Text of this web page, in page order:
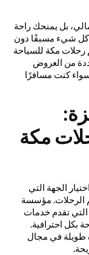
بل يمنحك راحة
كل شيء مسبقًا دون
مكة للسياحة
من العروض
كنت مسافرًا
مكة
الجهة التي
الرحلات. مؤسسة
تقدم خدمات
بكل احترافية.
طويلة في مجال